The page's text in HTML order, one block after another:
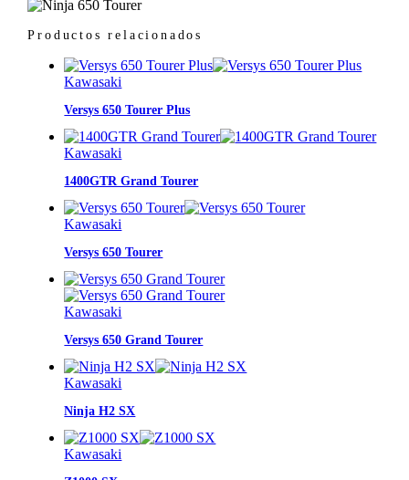
Productos relacionados
Kawasaki
Versys 650 Tourer Plus
Kawasaki
1400GTR Grand Tourer
Kawasaki
Versys 650 Tourer
Kawasaki
Versys 650 Grand Tourer
Kawasaki
Ninja H2 SX
Kawasaki